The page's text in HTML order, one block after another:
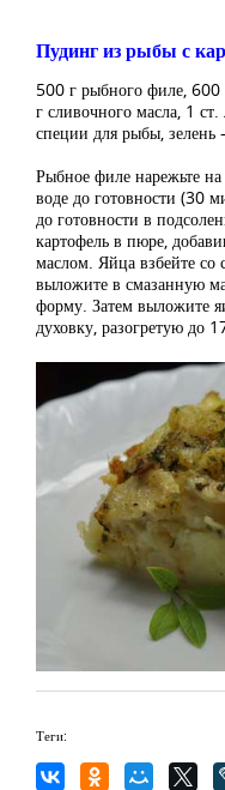
Пудинг из рыбы с
500 г рыбного филе, 600
г сливочного масла, 1
специи для рыбы, зелень
Рыбное филе нарежьте
воде до готовности (30
до готовности в
картофель в пюре,
маслом. Яйца взбейте
выложите в смазанную
форму. Затем выложите
духовку, разогретую до
Теги: